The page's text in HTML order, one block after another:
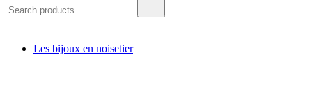
for:
Les bijoux en noisetier